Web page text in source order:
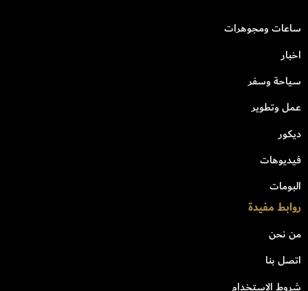
ساعات ومجوهرات
اخبار
سياحة وسفر
عمل وتطوير
ديكور
فيديوهات
البومات
روابط مفيدة
من نحن
اتصل بنا
شروط الاستخدام